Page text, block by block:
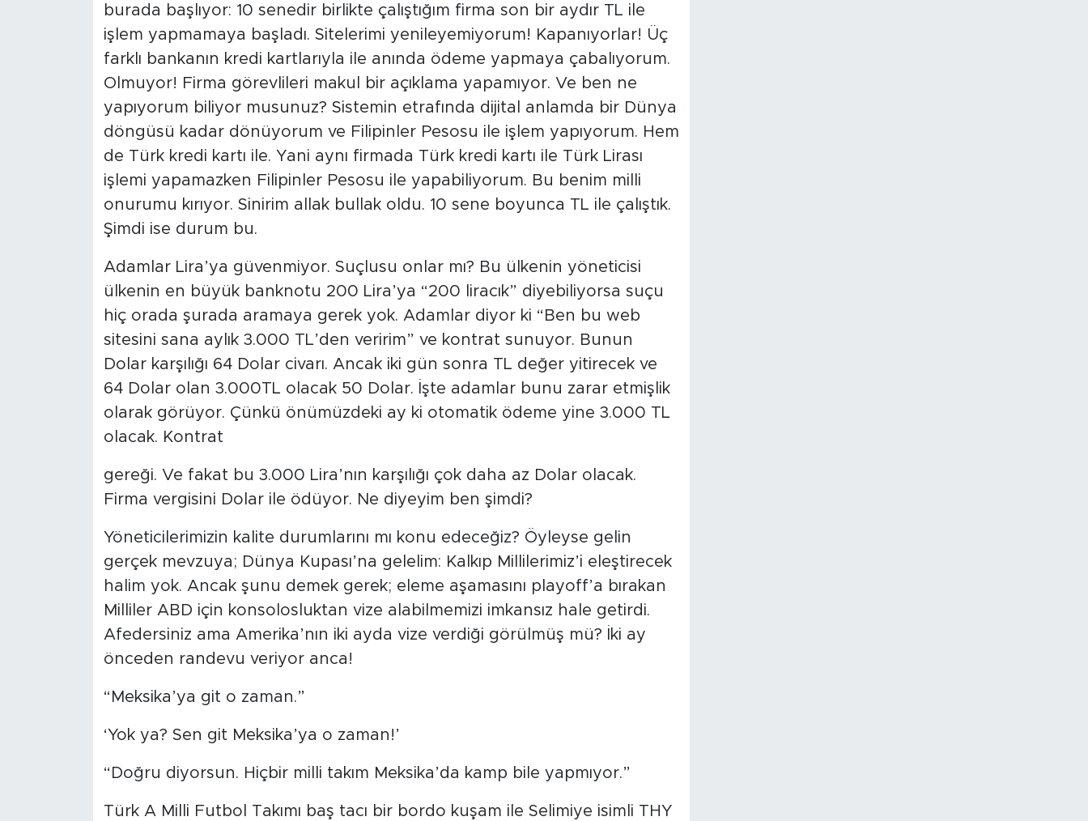
burada başlıyor: 10 senedir birlikte çalıştığım firma son bir aydır TL ile
işlem yapmamaya başladı. Sitelerimi yenileyemiyorum! Kapanıyorlar! Üç
farklı bankanın kredi kartlarıyla ile anında ödeme yapmaya çabalıyorum.
Olmuyor! Firma görevlileri makul bir açıklama yapamıyor. Ve ben ne
yapıyorum biliyor musunuz? Sistemin etrafında dijital anlamda bir Dünya
döngüsü kadar dönüyorum ve Filipinler Pesosu ile işlem yapıyorum. Hem
de Türk kredi kartı ile. Yani aynı firmada Türk kredi kartı ile Türk Lirası
işlemi yapamazken Filipinler Pesosu ile yapabiliyorum. Bu benim milli
onurumu kırıyor. Sinirim allak bullak oldu. 10 sene boyunca TL ile çalıştık.
Şimdi ise durum bu.
Adamlar Lira’ya güvenmiyor. Suçlusu onlar mı? Bu ülkenin yöneticisi
ülkenin en büyük banknotu 200 Lira’ya “200 liracık” diyebiliyorsa suçu
hiç orada şurada aramaya gerek yok. Adamlar diyor ki “Ben bu web
sitesini sana aylık 3.000 TL’den veririm” ve kontrat sunuyor. Bunun
Dolar karşılığı 64 Dolar civarı. Ancak iki gün sonra TL değer yitirecek ve
64 Dolar olan 3.000TL olacak 50 Dolar. İşte adamlar bunu zarar etmişlik
olarak görüyor. Çünkü önümüzdeki ay ki otomatik ödeme yine 3.000 TL
olacak. Kontrat
gereği. Ve fakat bu 3.000 Lira’nın karşılığı çok daha az Dolar olacak.
Firma vergisini Dolar ile ödüyor. Ne diyeyim ben şimdi?
Yöneticilerimizin kalite durumlarını mı konu edeceğiz? Öyleyse gelin
gerçek mevzuya; Dünya Kupası’na gelelim: Kalkıp Millilerimiz’i eleştirecek
halim yok. Ancak şunu demek gerek; eleme aşamasını playoff’a bırakan
Milliler ABD için konsolosluktan vize alabilmemizi imkansız hale getirdi.
Afedersiniz ama Amerika’nın iki ayda vize verdiği görülmüş mü? İki ay
önceden randevu veriyor anca!
“Meksika’ya git o zaman.”
‘Yok ya? Sen git Meksika’ya o zaman!’
“Doğru diyorsun. Hiçbir milli takım Meksika’da kamp bile yapmıyor.”
Türk A Milli Futbol Takımı baş tacı bir bordo kuşam ile Selimiye isimli THY